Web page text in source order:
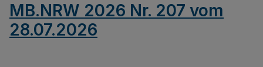
MB.NRW 2026 Nr. 207 vom
28.07.2026